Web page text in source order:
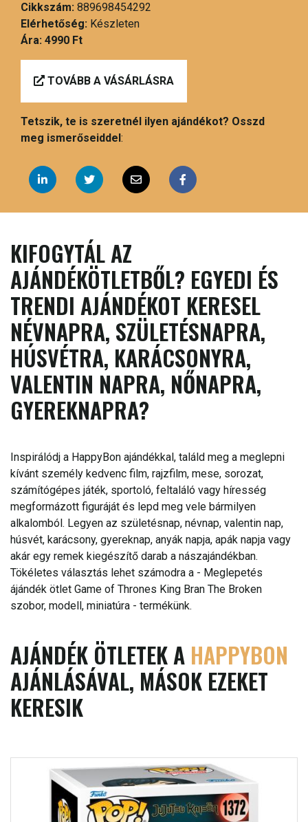
Cikkszám: 889698454292
Elérhetőség: Készleten
Ára: 4990 Ft
TOVÁBB A VÁSÁRLÁSRA
Tetszik, te is szeretnél ilyen ajándékot? Osszd
meg ismerőseiddel :
KIFOGYTÁL AZ
AJÁNDÉKÖTLETBŐL? EGYEDI ÉS
TRENDI AJÁNDÉKOT KERESEL
NÉVNAPRA, SZÜLETÉSNAPRA,
HÚSVÉTRA, KARÁCSONYRA,
VALENTIN NAPRA, NŐNAPRA,
GYEREKNAPRA?
Inspirálódj a HappyBon ajándékkal, találd meg a meglepni
kívánt személy kedvenc film, rajzfilm, mese, sorozat,
számítógépes játék, sportoló, feltaláló vagy híresség
megformázott figuráját és lepd meg vele bármilyen
alkalomból. Legyen az születésnap, névnap, valentin nap,
húsvét, karácsony, gyereknap, anyák napja, apák napja vagy
akár egy remek kiegészítő darab a nászajándékban.
Tökéletes választás lehet számodra a - Meglepetés
ájándék ötlet Game of Thrones King Bran The Broken
szobor, modell, miniatúra - termékünk.
AJÁNDÉK ÖTLETEK A HAPPYBON
AJÁNLÁSÁVAL, MÁSOK EZEKET
KERESIK